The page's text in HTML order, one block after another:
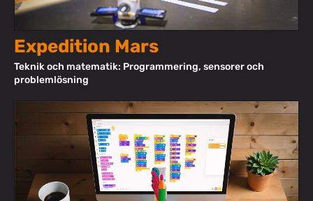
Expedition Mars
Teknik och matematik: Programmering, sensorer och
problemlösning